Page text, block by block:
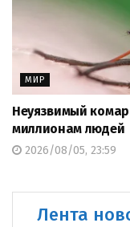
МИР
Неуязвимый
миллионам людей
2026/08/05, 23:59
Лента